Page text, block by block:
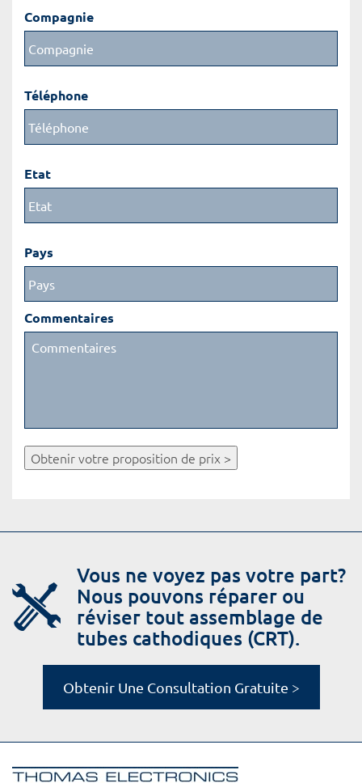
Compagnie
Téléphone
Etat
Pays
Commentaires
Obtenir votre proposition de prix >
Vous ne voyez pas votre part?
Nous pouvons réparer ou
réviser tout assemblage de
tubes cathodiques (CRT).
Obtenir Une Consultation Gratuite >